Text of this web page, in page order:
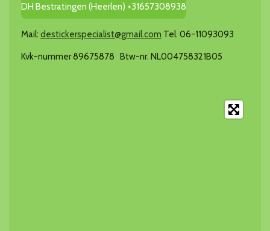
DH Bestratingen (Heerlen) +31657308938
Mail: destickerspecialist@gmail.com Tel. 06-11093093
Kvk-nummer 89675878 Btw-nr. NL004758321B05